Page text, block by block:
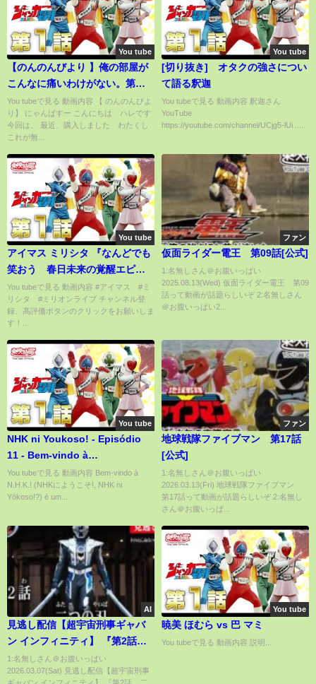
You tube
【のんのんびより 】俺の部屋が
こんなに痛いわけがない。第２
０話 俺の妹が にゃんぱすー
とか言うわけがない
You tubeで見る 動画内容 【 のんのんびよ
り】 にゃんぱすー こんにちは ハレです
今回は、 最近、購入しました わたくし
これが無...
You tube
[切り抜き] オタクの強さについ
て語る釈迦
You tubeで見る 動画内容 釈迦さん
YouTube
https://youtube.com/channel/UCjg5-lUi......
You tube
アイマス ミリシタ 『なんどでも
笑おう 春日未来の覚醒エピソ
ード』
You tubeで見る 動画内容 #アイマス #ミ
リシタ #ミリオンライブ チャンネル登
録、高評価ボタンのクリックをお願いしま
す！...
ファン
仮面ライダー電王 第09話[公式]
1:名無しさん＠お腹いっぱい
2025.08.13(Wed) 仮面ライダー電王 第09
話って動画が話題らしいぞ 2:名無しさん
＠お腹いっぱい2...
You tube
NHK ni Youkoso! - Episódio
11 - Bem-vindo à
Conspiração!
You tubeで見る 動画内容 Bem-vindo à
N.H.K.! (NHKにようこそ!, NHK ni
Yōkoso!?) é um...
ファン
地球戦隊ファイブマン 第17話
[公式]
1:名無しさん＠お腹いっぱい
2026.03.13(Fri) 地球戦隊ファイブマン
第17話って動画が話題らしいぞ 2:名無し
さん＠お腹いっぱ...
AI
見逃し配信【超宇宙刑事ギャバ
ン インフィニティ】 『第2話
二つの刃』[公式]
1:名無しさん＠お腹いっぱい
2026.03.07(Sat) 見逃し配信【超宇宙刑事
You tube
暁美 ほむら vs 巴 マミ
You tubeで見る 動画内容 説明...